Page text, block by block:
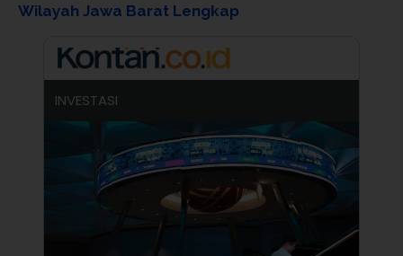
Wilayah Jawa Barat Lengkap
INVESTASI